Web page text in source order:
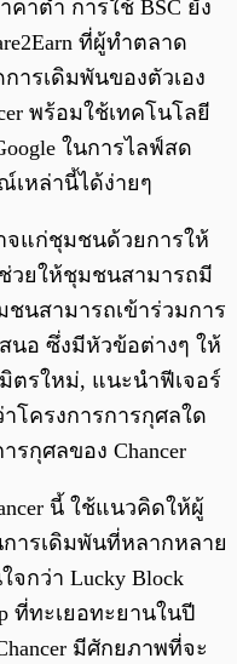
คาต่ำ การใช้ BSC ยัง
ที่ผู้ทำตลาด
ารเดิมพันของตัวเอง
พร้อมใช้เทคโนโลยี
ในการไลฟ์สด
เหล่านี้ได้ง่ายๆ
แก่ชุมชนด้วยการให้
วยให้ชุมชนสามารถมี
นสามารถเข้าร่วมการ
นอ ซึ่งมีหัวข้อต่างๆ ให้
ตรใหม่, แนะนำฟีเจอร์
โครงการการกุศลใด
กุศลของ Chancer
นี้ ใช้แนวคิดให้ผู้
ารเดิมพันที่หลากหลาย
กว่า Lucky Block
ที่ทะเยอทะยานในปี
มีศักยภาพที่จะ